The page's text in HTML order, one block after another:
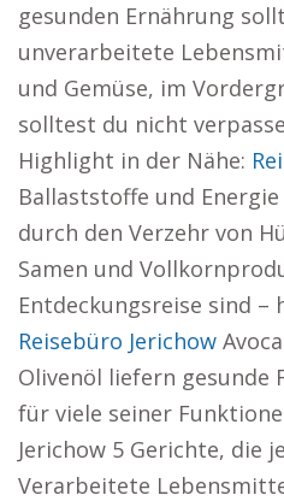
gesunden Ernährung
unverarbeitete
und Gemüse, im
solltest du nicht
Highlight in der Nähe:
Ballaststoffe und
durch den Verzehr von
Samen und
Entdeckungsreise sind
Reisebüro Jerichow
Olivenöl liefern gesunde
für viele seiner
Jerichow 5 Gerichte, die
Verarbeitete